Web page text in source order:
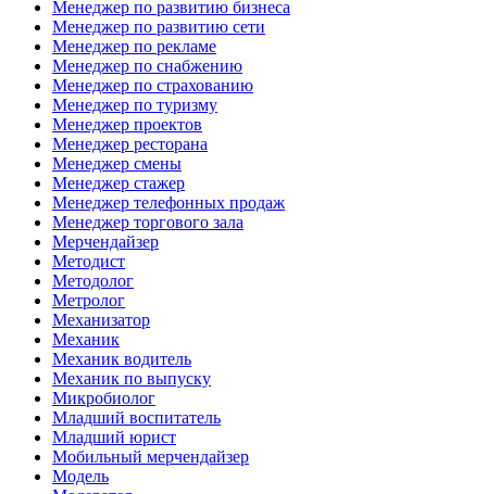
Менеджер по развитию бизнеса
Менеджер по развитию сети
Менеджер по рекламе
Менеджер по снабжению
Менеджер по страхованию
Менеджер по туризму
Менеджер проектов
Менеджер ресторана
Менеджер смены
Менеджер стажер
Менеджер телефонных продаж
Менеджер торгового зала
Мерчендайзер
Методист
Методолог
Метролог
Механизатор
Механик
Механик водитель
Механик по выпуску
Микробиолог
Младший воспитатель
Младший юрист
Мобильный мерчендайзер
Модель